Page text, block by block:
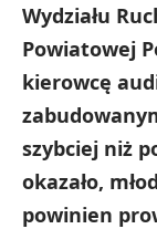
Wydziału
Powiatowej
kierowcę
szybciej niż
okazało,
powinien